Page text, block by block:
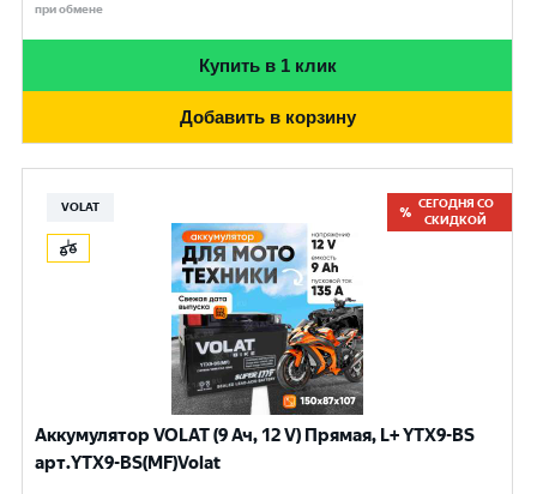
при обмене
Купить в 1 клик
Добавить в корзину
VOLAT
СЕГОДНЯ СО
СКИДКОЙ
Аккумулятор VOLAT (9 Ач, 12 V) Прямая, L+ YTX9-BS
арт.YTX9-BS(MF)Volat